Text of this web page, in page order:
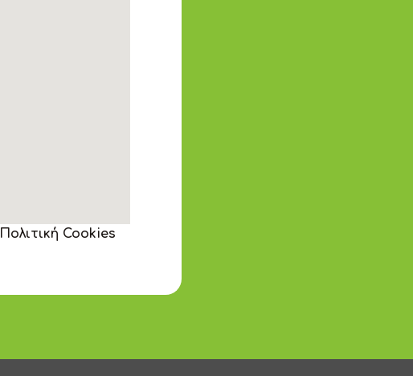
Πολιτική Cookies